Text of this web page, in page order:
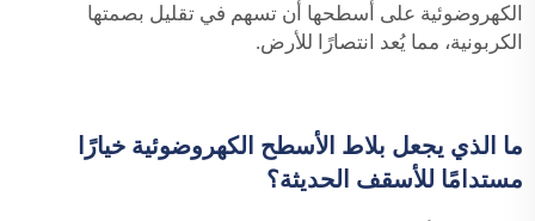
الكهروضوئية على أسطحها أن تسهم في تقليل بصمتها
الكربونية، مما يُعد انتصارًا للأرض.
ما الذي يجعل بلاط الأسطح الكهروضوئية خيارًا
مستدامًا للأسقف الحديثة؟